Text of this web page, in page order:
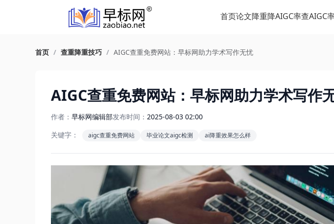
首页论文降重降AIGC率查AIGC
首页 / 查重降重技巧 / AIGC查重免费网站：早标网助力学术写作无忧
AIGC查重免费网站：早标网助力学术写作
作者： 早标网编辑部发布时间： 2025-08-03 02:00
关键字：
aigc查重免费网站 毕业论文aigc检测 ai降重效果怎么样